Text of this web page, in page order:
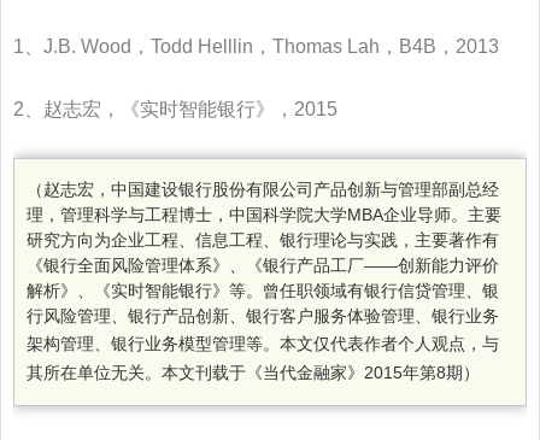
1、J.B. Wood，Todd Helllin，Thomas Lah，B4B，2013
2、赵志宏，《实时智能银行》，2015
（赵志宏，中国建设银行股份有限公司产品创新与管理部副总经
理，管理科学与工程博士，中国科学院大学MBA企业导师。主要
研究方向为企业工程、信息工程、银行理论与实践，主要著作有
《银行全面风险管理体系》、《银行产品工厂——创新能力评价
解析》、《实时智能银行》等。曾任职领域有银行信贷管理、银
行风险管理、银行产品创新、银行客户服务体验管理、银行业务
架构管理、银行业务模型管理等。 本文仅代表作者个人观点，与
其所在单位无关。 本文刊载于《当代金融家》2015年第8期）